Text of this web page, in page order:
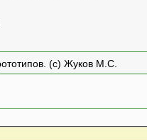
(с) Жуков М.С.